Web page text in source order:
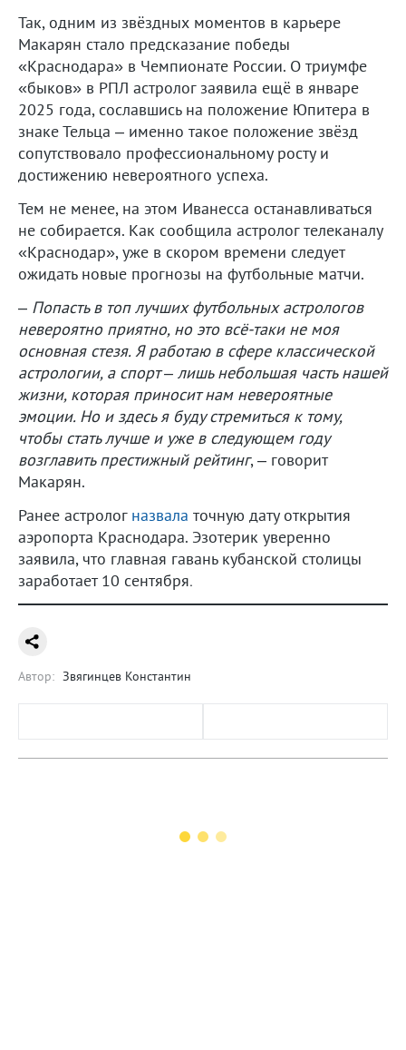
Так, одним из звёздных моментов в карьере
Макарян стало предсказание победы
«Краснодара» в Чемпионате России. О триумфе
«быков» в РПЛ астролог заявила ещё в январе
2025 года, сославшись на положение Юпитера в
знаке Тельца – именно такое положение звёзд
сопутствовало профессиональному росту и
достижению невероятного успеха.
Тем не менее, на этом Иванесса останавливаться
не собирается. Как сообщила астролог телеканалу
«Краснодар», уже в скором времени следует
ожидать новые прогнозы на футбольные матчи.
– Попасть в топ лучших футбольных астрологов
невероятно приятно, но это всё-таки не моя
основная стезя. Я работаю в сфере классической
астрологии, а спорт – лишь небольшая часть нашей
жизни, которая приносит нам невероятные
эмоции. Но и здесь я буду стремиться к тому,
чтобы стать лучше и уже в следующем году
возглавить престижный рейтинг, – говорит
Макарян.
Ранее астролог назвала точную дату открытия
аэропорта Краснодара. Эзотерик уверенно
заявила, что главная гавань кубанской столицы
заработает 10 сентября.
Автор: Звягинцев Константин